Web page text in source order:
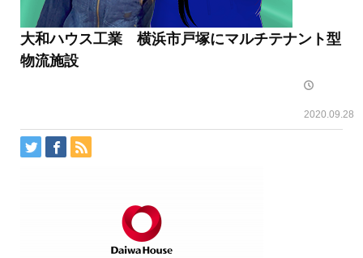
大和ハウス工業 横浜市戸塚にマルチテナント型
物流施設
2020.09.28